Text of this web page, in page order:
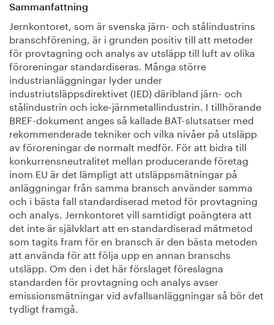
Sammanfattning
Jernkontoret, som är svenska järn- och stålindustrins
branschförening, är i grunden positiv till att metoder
för provtagning och analys av utsläpp till luft av olika
föroreningar standardiseras. Många större
industrianläggningar lyder under
industriutsläppsdirektivet (IED) däribland järn- och
stålindustrin och icke-järnmetallindustrin. I tillhörande
BREF-dokument anges så kallade BAT-slutsatser med
rekommenderade tekniker och vilka nivåer på utsläpp
av föroreningar de normalt medför. För att bidra till
konkurrensneutralitet mellan producerande företag
inom EU är det lämpligt att utsläppsmätningar på
anläggningar från samma bransch använder samma
och i bästa fall standardiserad metod för provtagning
och analys. Jernkontoret vill samtidigt poängtera att
det inte är självklart att en standardiserad mätmetod
som tagits fram för en bransch är den bästa metoden
att använda för att följa upp en annan branschs
utsläpp. Om den i det här förslaget föreslagna
standarden för provtagning och analys avser
emissionsmätningar vid avfallsanläggningar så bör det
tydligt framgå.